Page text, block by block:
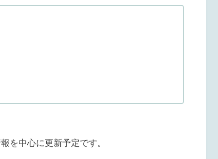
を中心に更新予定です。